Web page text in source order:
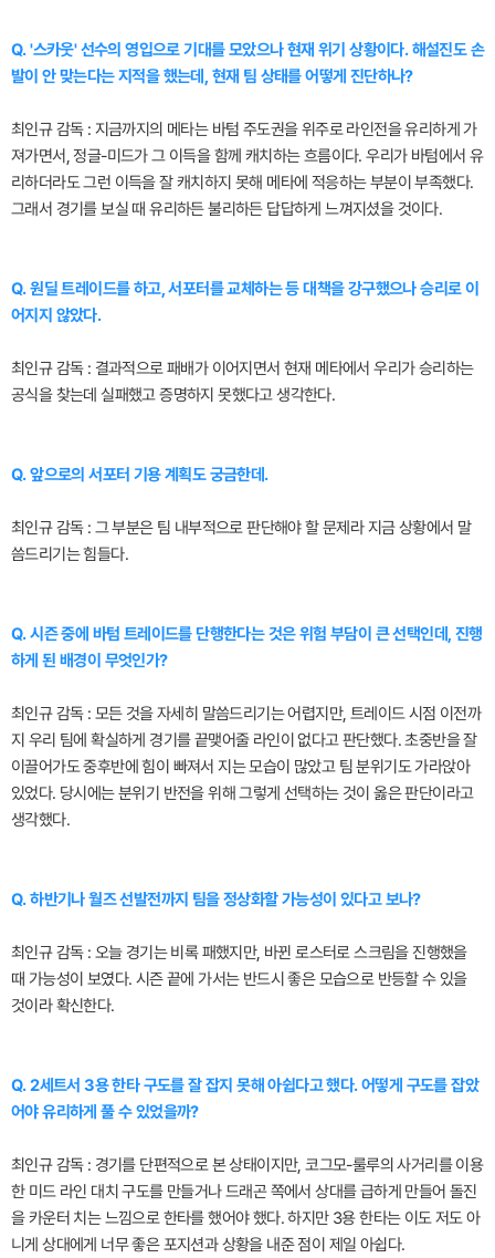
Q. '스카웃' 선수의 영입으로 기대를 모았으나 현재 위기 상황이다. 해설진도 손
발이 안 맞는다는 지적을 했는데, 현재 팀 상태를 어떻게 진단하나?
최인규 감독 : 지금까지의 메타는 바텀 주도권을 위주로 라인전을 유리하게 가
져가면서, 정글-미드가 그 이득을 함께 캐치하는 흐름이다. 우리가 바텀에서 유
리하더라도 그런 이득을 잘 캐치하지 못해 메타에 적응하는 부분이 부족했다.
그래서 경기를 보실 때 유리하든 불리하든 답답하게 느껴지셨을 것이다.
Q. 원딜 트레이드를 하고, 서포터를 교체하는 등 대책을 강구했으나 승리로 이
어지지 않았다.
최인규 감독 : 결과적으로 패배가 이어지면서 현재 메타에서 우리가 승리하는
공식을 찾는데 실패했고 증명하지 못했다고 생각한다.
Q. 앞으로의 서포터 기용 계획도 궁금한데.
최인규 감독 : 그 부분은 팀 내부적으로 판단해야 할 문제라 지금 상황에서 말
씀드리기는 힘들다.
Q. 시즌 중에 바텀 트레이드를 단행한다는 것은 위험 부담이 큰 선택인데, 진행
하게 된 배경이 무엇인가?
최인규 감독 : 모든 것을 자세히 말씀드리기는 어렵지만, 트레이드 시점 이전까
지 우리 팀에 확실하게 경기를 끝맺어줄 라인이 없다고 판단했다. 초중반을 잘
이끌어가도 중후반에 힘이 빠져서 지는 모습이 많았고 팀 분위기도 가라앉아
있었다. 당시에는 분위기 반전을 위해 그렇게 선택하는 것이 옳은 판단이라고
생각했다.
Q. 하반기나 월즈 선발전까지 팀을 정상화할 가능성이 있다고 보나?
최인규 감독 : 오늘 경기는 비록 패했지만, 바뀐 로스터로 스크림을 진행했을
때 가능성이 보였다. 시즌 끝에 가서는 반드시 좋은 모습으로 반등할 수 있을
것이라 확신한다.
Q. 2세트서 3용 한타 구도를 잘 잡지 못해 아쉽다고 했다. 어떻게 구도를 잡았
어야 유리하게 풀 수 있었을까?
최인규 감독 : 경기를 단편적으로 본 상태이지만, 코그모-룰루의 사거리를 이용
한 미드 라인 대치 구도를 만들거나 드래곤 쪽에서 상대를 급하게 만들어 돌진
을 카운터 치는 느낌으로 한타를 했어야 했다. 하지만 3용 한타는 이도 저도 아
니게 상대에게 너무 좋은 포지션과 상황을 내준 점이 제일 아쉽다.